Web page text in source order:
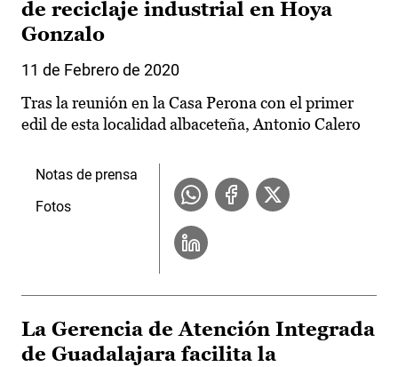
de reciclaje industrial en Hoya
Gonzalo
11 de Febrero de 2020
Tras la reunión en la Casa Perona con el primer
edil de esta localidad albaceteña, Antonio Calero
Notas de prensa
Fotos
La Gerencia de Atención Integrada
de Guadalajara facilita la